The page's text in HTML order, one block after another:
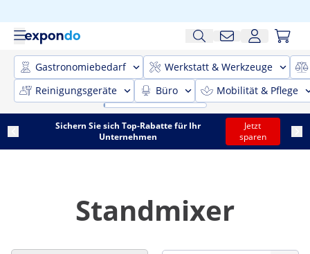
Gastronomiebedarf
Werkstatt & Werkzeuge
Reinigungsgeräte
Büro Mobilität & Pflege
Sichern Sie sich Top-Rabatte für Ihr
Unternehmen
Jetzt
sparen
Standmixer